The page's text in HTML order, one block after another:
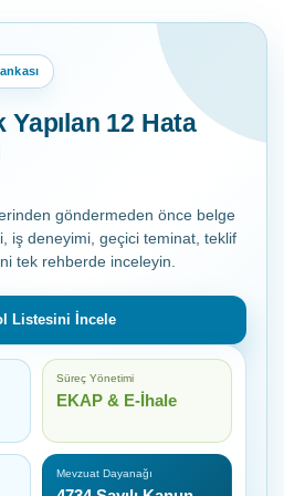
Yapılan 12 Hata
göndermeden önce belge
iş deneyimi, geçici teminat, teklif
tek rehberde inceleyin.
Listesini İncele
Süreç Yönetimi
EKAP & E-İhale
Mevzuat Dayanağı